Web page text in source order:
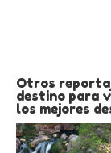
Otros
destino para
los mejores